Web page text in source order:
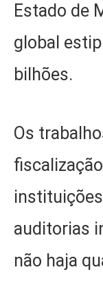
Estado de
global
bilhões.
Os
auditorias
não haja